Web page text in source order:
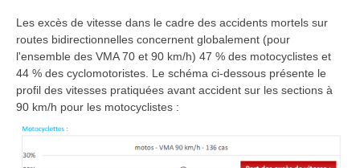
Les excès de vitesse dans le cadre des accidents mortels sur
routes bidirectionnelles concernent globalement (pour
l'ensemble des VMA 70 et 90 km/h) 47 % des motocyclistes et
44 % des cyclomotoristes. Le schéma ci-dessous présente le
profil des vitesses pratiquées avant accident sur les sections à
90 km/h pour les motocyclistes :